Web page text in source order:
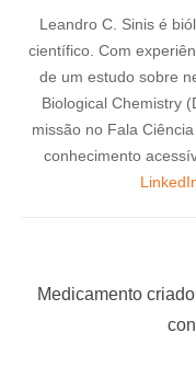
Leandro C. Sinis é
científico. Com
de um estudo sobre
Biological Chemistry
missão no Fala
conhecimento
PMedicamento